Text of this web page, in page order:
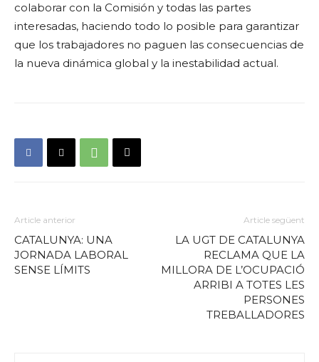
colaborar con la Comisión y todas las partes
interesadas, haciendo todo lo posible para garantizar
que los trabajadores no paguen las consecuencias de
la nueva dinámica global y la inestabilidad actual.
Article anterior
CATALUNYA: UNA
JORNADA LABORAL
SENSE LÍMITS
Article següent
LA UGT DE CATALUNYA
RECLAMA QUE LA
MILLORA DE L’OCUPACIÓ
ARRIBI A TOTES LES
PERSONES
TREBALLADORES